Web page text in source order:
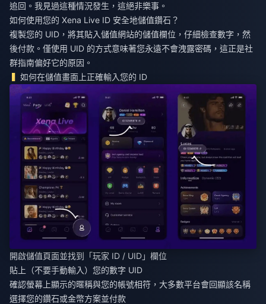
追回。我見過這種情況發生，這絕非樂事。
如何使用您的 Xena Live ID 安全地儲值鑽石？
複製您的 UID，將其貼入儲值網站的儲值欄位，仔細檢查數字，然
後付款。僅使用 UID 的方式意味著您永遠不會洩露密碼，這正是社
群指南偏好它的原因。
如何在儲值畫面上正確輸入您的 ID
開啟儲值頁面並找到「玩家 ID / UID」欄位
貼上（不要手動輸入）您的數字 UID
確認螢幕上顯示的暱稱與您的帳號相符，大多數平台會回顯該名稱
選擇您的鑽石或金幣方案並付款